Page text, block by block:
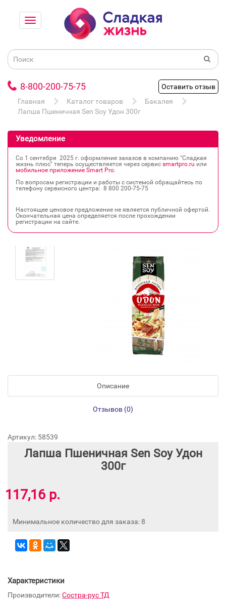
8-800-200-75-75
Оставить отзыв
Главная
Каталог товаров
Бакалея
Лапша Пшеничная Sen Soy Удон 300г
Уведомление
Со 1 сентября 2025 г. оформление заказов в компанию "Сладкая
жизнь плюс" теперь осуществляется через сервис smartpro.ru или
мобильное приложение Smart Pro.
По вопросам регистрации и работы с системой обращайтесь по
телефону сервисного центра: 8 800 200‐75‐75
Настоящее ценовое предложение не является публичной офертой.
Окончательная цена определяется после прохождении
регистрации на сайте.
Описание
Отзывов (0)
Артикул: 58539
Лапша Пшеничная Sen Soy Удон
300г
117,16 р.
Минимальное количество для заказа: 8
Характеристики
Производители:Состра-рус ТД